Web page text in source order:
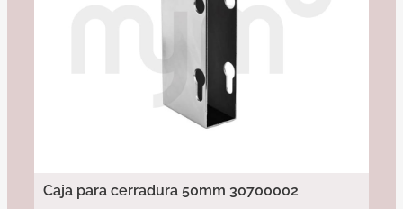
Caja para cerradura 50mm 30700002